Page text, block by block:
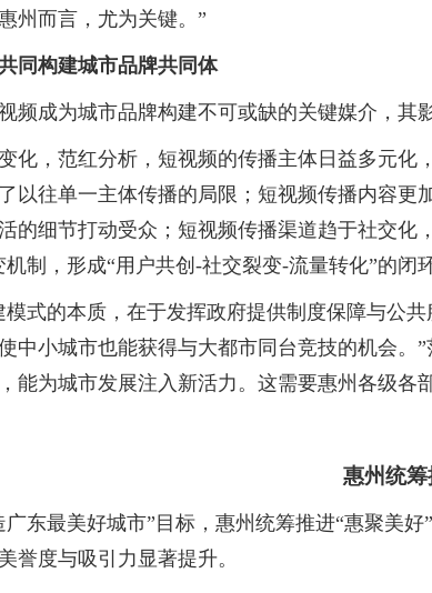
州而言，尤为关键。”
同构建城市品牌共同体
成为城市品牌构建不可或缺的关键媒介，其影
，范红分析，短视频的传播主体日益多元化
以往单一主体传播的局限；短视频传播内容
的细节打动受众；短视频传播渠道趋于社交
制，形成“用户共创-社交裂变-流量转化”的闭
的本质，在于发挥政府提供制度保障与公共
中小城市也能获得与大都市同台竞技的机会。
能为城市发展注入新活力。这需要惠州各级各
惠州统
广东最美好城市”目标，惠州统筹推进“惠聚美
誉度与吸引力显著提升。